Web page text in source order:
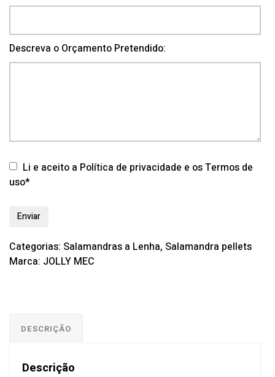
Descreva o Orçamento Pretendido:
Li e aceito a Política de privacidade e os Termos de
uso*
Categorias: Salamandras a Lenha, Salamandra pellets
Marca: JOLLY MEC
DESCRIÇÃO
Descrição